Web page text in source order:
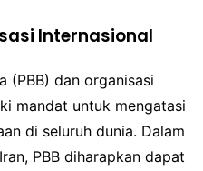
Internasional
(PBB) dan organisasi
mandat untuk mengatasi
di seluruh dunia. Dalam
PBB diharapkan dapat